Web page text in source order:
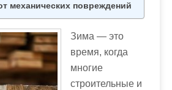
механических повреждений
Зима — это
время, когда
многие
строительные и